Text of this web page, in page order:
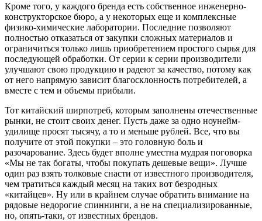
Кроме того, у каждого бренда есть собственное инженерно-
конструкторское бюро, а у некоторых еще и комплексные
физико-химические лаборатории. Последние позволяют
полностью отказаться от закупки сложных материалов и
ограничиться только лишь приобретением простого сырья для
последующей обработки. От серии к серии производители
улучшают свою продукцию и радеют за качество, потому как
от него напрямую зависит благосклонность потребителей, а
вместе с тем и объемы прибыли.
Тот китайский ширпотреб, которым заполнены отечественные
рынки, не стоит своих денег. Пусть даже за одно ноунейм-
удилище просят тысячу, а то и меньше рублей. Все, что вы
получите от этой покупки – это головную боль и
разочарование. Здесь будет вполне уместна мудрая поговорка
«Мы не так богаты, чтобы покупать дешевые вещи». Лучше
один раз взять толковые снасти от известного производителя,
чем тратиться каждый месяц на таких вот безродных
«китайцев». Ну или в крайнем случае обратить внимание на
рядовые недорогие спиннинги, а не на специализированные,
но, опять-таки, от известных брендов.